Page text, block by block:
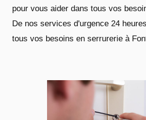
pour vous aider dans tous vos
De nos services d'urgence 24
tous vos besoins en serrurerie à